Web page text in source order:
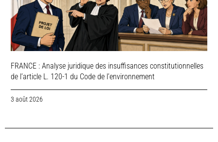
FRANCE : Analyse juridique des insuffisances constitutionnelles
de l’article L. 120-1 du Code de l’environnement
3 août 2026